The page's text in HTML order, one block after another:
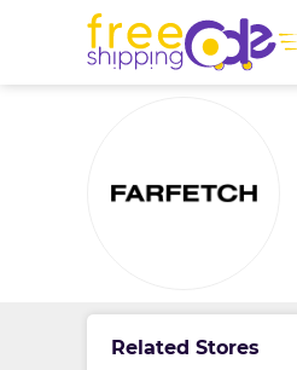
Related Stores